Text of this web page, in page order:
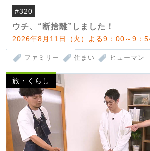
#320
ウチ、“断捨離”しました！
2026年8月11日（火）よる9：00～9：
ファミリー 住まい ヒューマン
旅・くらし